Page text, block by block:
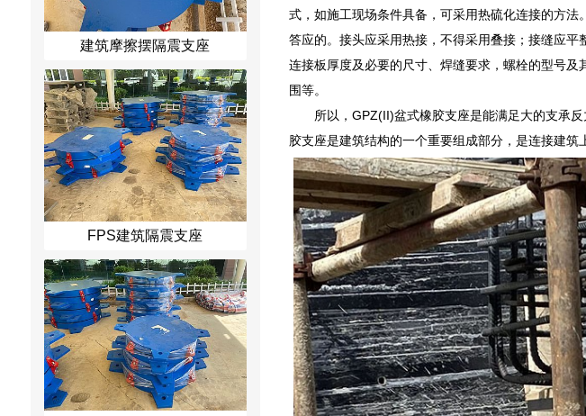
建筑摩擦摆隔震支座
FPS建筑隔震支座
式，如施工现场条件具备，可采用热硫化连接的方
答应的。接头应采用热接，不得采用叠接；接缝应
连接板厚度及必要的尺寸、焊缝要求，螺栓的型号
围等。
所以，GPZ(II)盆式橡胶支座是能满足大的支承
胶支座是建筑结构的一个重要组成部分，是连接建筑